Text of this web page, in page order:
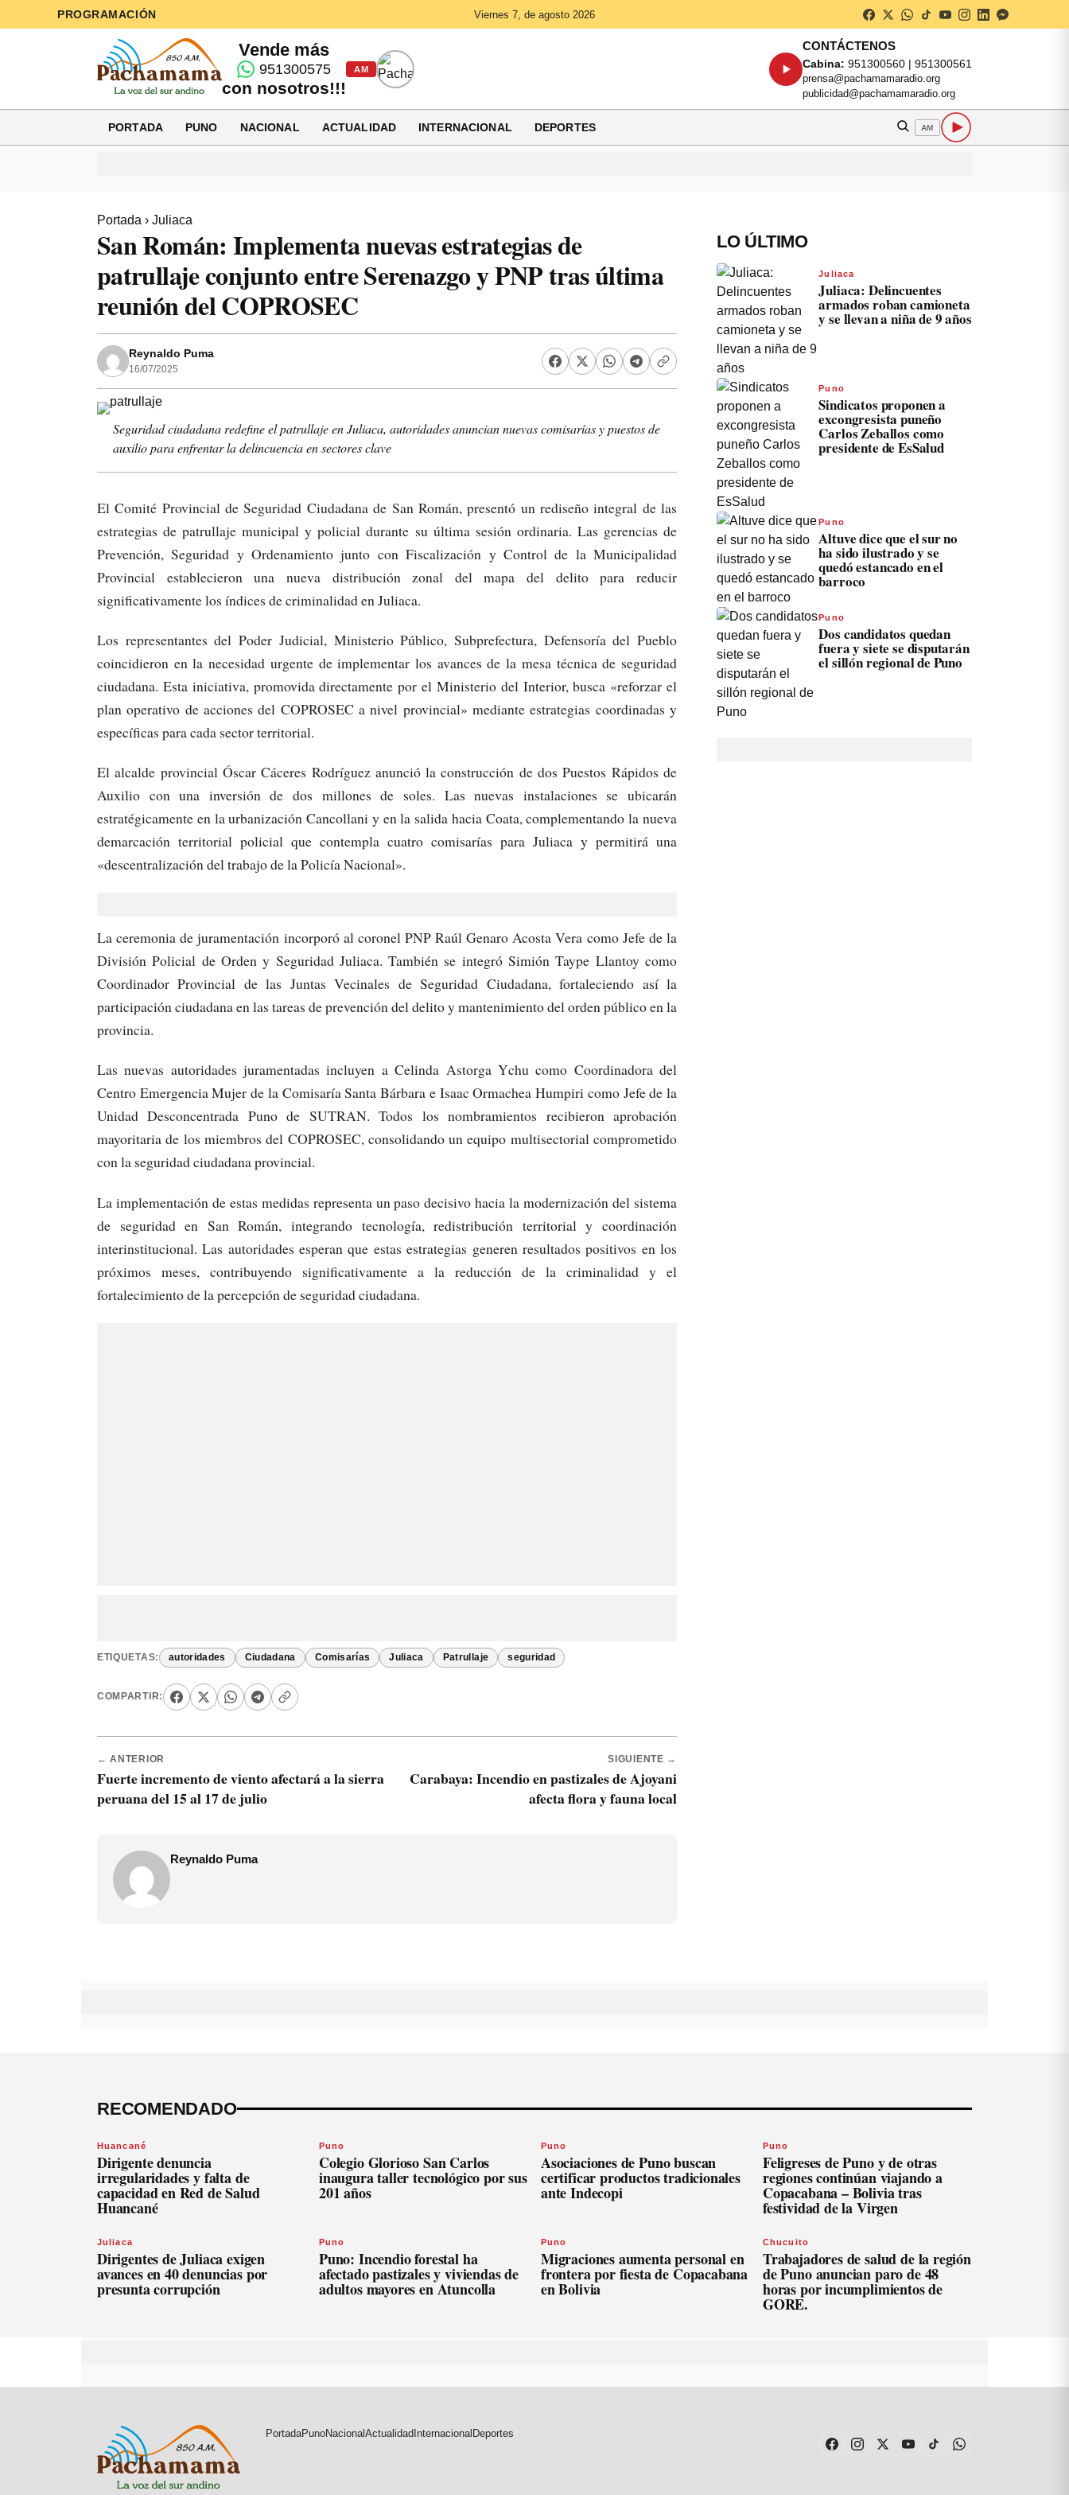
PROGRAMACIÓN Viernes 7, de agosto 2026
Vende más
951300575
con nosotros!!!
AM
CONTÁCTENOS
Cabina: 951300560 | 951300561
prensa@pachamamaradio.org
publicidad@pachamamaradio.org
PORTADA PUNO NACIONAL ACTUALIDAD INTERNACIONAL DEPORTES AM
Portada › Juliaca
San Román: Implementa nuevas estrategias de
patrullaje conjunto entre Serenazgo y PNP tras última
reunión del COPROSEC
Reynaldo Puma
16/07/2025
Seguridad ciudadana redefine el patrullaje en Juliaca, autoridades anuncian nuevas comisarías y puestos de
auxilio para enfrentar la delincuencia en sectores clave
El Comité Provincial de Seguridad Ciudadana de San Román, presentó un rediseño integral de las
estrategias de patrullaje municipal y policial durante su última sesión ordinaria. Las gerencias de
Prevención, Seguridad y Ordenamiento junto con Fiscalización y Control de la Municipalidad
Provincial establecieron una nueva distribución zonal del mapa del delito para reducir
significativamente los índices de criminalidad en Juliaca.
Los representantes del Poder Judicial, Ministerio Público, Subprefectura, Defensoría del Pueblo
coincidieron en la necesidad urgente de implementar los avances de la mesa técnica de seguridad
ciudadana. Esta iniciativa, promovida directamente por el Ministerio del Interior, busca «reforzar el
plan operativo de acciones del COPROSEC a nivel provincial» mediante estrategias coordinadas y
específicas para cada sector territorial.
El alcalde provincial Óscar Cáceres Rodríguez anunció la construcción de dos Puestos Rápidos de
Auxilio con una inversión de dos millones de soles. Las nuevas instalaciones se ubicarán
estratégicamente en la urbanización Cancollani y en la salida hacia Coata, complementando la nueva
demarcación territorial policial que contempla cuatro comisarías para Juliaca y permitirá una
«descentralización del trabajo de la Policía Nacional».
La ceremonia de juramentación incorporó al coronel PNP Raúl Genaro Acosta Vera como Jefe de la
División Policial de Orden y Seguridad Juliaca. También se integró Simión Taype Llantoy como
Coordinador Provincial de las Juntas Vecinales de Seguridad Ciudadana, fortaleciendo así la
participación ciudadana en las tareas de prevención del delito y mantenimiento del orden público en la
provincia.
Las nuevas autoridades juramentadas incluyen a Celinda Astorga Ychu como Coordinadora del
Centro Emergencia Mujer de la Comisaría Santa Bárbara e Isaac Ormachea Humpiri como Jefe de la
Unidad Desconcentrada Puno de SUTRAN. Todos los nombramientos recibieron aprobación
mayoritaria de los miembros del COPROSEC, consolidando un equipo multisectorial comprometido
con la seguridad ciudadana provincial.
La implementación de estas medidas representa un paso decisivo hacia la modernización del sistema
de seguridad en San Román, integrando tecnología, redistribución territorial y coordinación
interinstitucional. Las autoridades esperan que estas estrategias generen resultados positivos en los
próximos meses, contribuyendo significativamente a la reducción de la criminalidad y el
fortalecimiento de la percepción de seguridad ciudadana.
ETIQUETAS: autoridades Ciudadana Comisarías Juliaca Patrullaje seguridad
COMPARTIR:
← ANTERIOR
Fuerte incremento de viento afectará a la sierra
peruana del 15 al 17 de julio
SIGUIENTE →
Carabaya: Incendio en pastizales de Ajoyani
afecta flora y fauna local
Reynaldo Puma
LO ÚLTIMO
Juliaca
Juliaca: Delincuentes
armados roban camioneta
y se llevan a niña de 9 años
Puno
Sindicatos proponen a
excongresista puneño
Carlos Zeballos como
presidente de EsSalud
Puno
Altuve dice que el sur no
ha sido ilustrado y se
quedó estancado en el
barroco
Puno
Dos candidatos quedan
fuera y siete se disputarán
el sillón regional de Puno
RECOMENDADO
Huancané
Dirigente denuncia
irregularidades y falta de
capacidad en Red de Salud
Huancané
Puno
Colegio Glorioso San Carlos
inaugura taller tecnológico por sus
201 años
Puno
Asociaciones de Puno buscan
certificar productos tradicionales
ante Indecopi
Puno
Feligreses de Puno y de otras
regiones continúan viajando a
Copacabana – Bolivia tras
festividad de la Virgen
Juliaca
Dirigentes de Juliaca exigen
avances en 40 denuncias por
presunta corrupción
Puno
Puno: Incendio forestal ha
afectado pastizales y viviendas de
adultos mayores en Atuncolla
Puno
Migraciones aumenta personal en
frontera por fiesta de Copacabana
en Bolivia
Chucuito
Trabajadores de salud de la región
de Puno anuncian paro de 48
horas por incumplimientos de
GORE.
PortadaPunoNacionalActualidadInternacionalDeportes